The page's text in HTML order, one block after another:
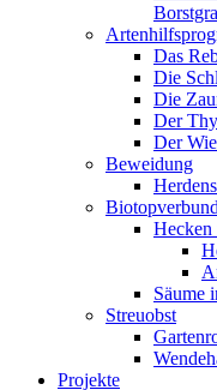
Das
Die
Die
Der
Der
Beweidung
Hecken
Säume
Streuobst
Projekte